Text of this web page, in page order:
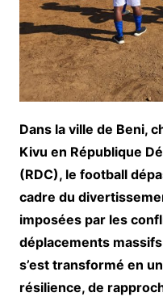
Dans la ville de Beni,
Kivu en République
(RDC), le football
cadre du
imposées par les
déplacements
s’est transformé en
résilience, de